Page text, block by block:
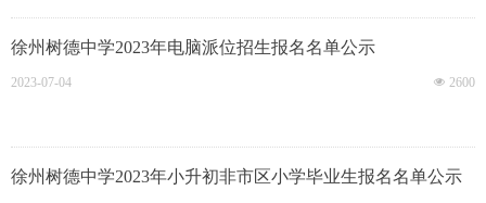
徐州树德中学2023年电脑派位招生报名名单公示
넶 2600
2023-07-04
徐州树德中学2023年小升初非市区小学毕业生报名名单公示